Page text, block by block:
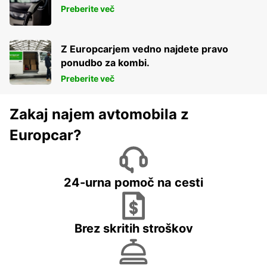
Preberite več
Z Europcarjem vedno najdete pravo
ponudbo za kombi.
Preberite več
Zakaj najem avtomobila z
Europcar?
24-urna pomoč na cesti
Brez skritih stroškov